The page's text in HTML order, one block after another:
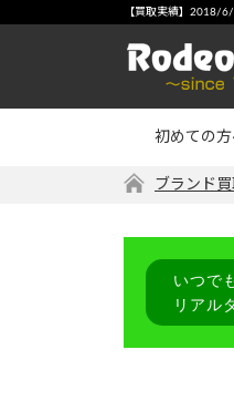
【買取実績】2018/
初めての方
ブランド
いつで
リアル